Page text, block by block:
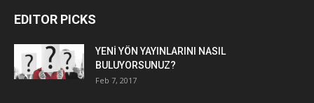
EDITOR PICKS
YENİ YÖN YAYINLARINI NASIL
BULUYORSUNUZ?
Feb 7, 2017